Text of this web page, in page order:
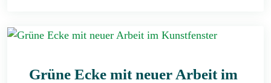
Grüne Ecke mit neuer Arbeit im